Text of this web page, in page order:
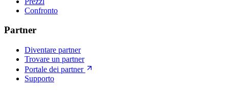
Confronto
Partner
Diventare partner
Trovare un partner
Portale dei partner
Supporto